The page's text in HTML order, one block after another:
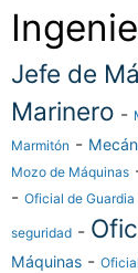
Jefe de
Marinero -
Marmitón -
Mozo de Máquinas
- Oficial de Guardia
seguridad -
Máquinas -